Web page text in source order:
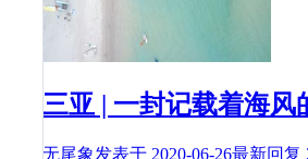
三亚 | 一封记载着海风
无尾象发表于 2020-06-26最新回复